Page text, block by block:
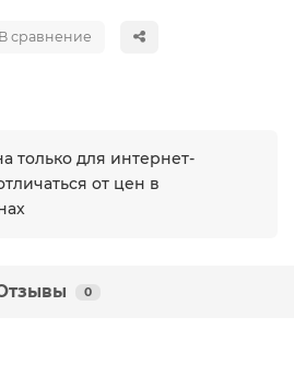
В сравнение
только для интернет-
от цен в
0